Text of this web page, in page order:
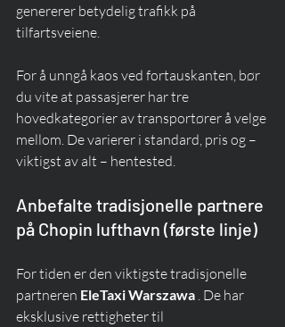
genererer betydelig trafikk på
tilfartsveiene.
For å unngå kaos ved fortauskanten, bør
du vite at passasjerer har tre
hovedkategorier av transportører å velge
mellom. De varierer i standard, pris og –
viktigst av alt – hentested.
Anbefalte tradisjonelle partnere
på Chopin lufthavn (første linje)
For tiden er den viktigste tradisjonelle
partneren EleTaxi Warszawa . De har
eksklusive rettigheter til